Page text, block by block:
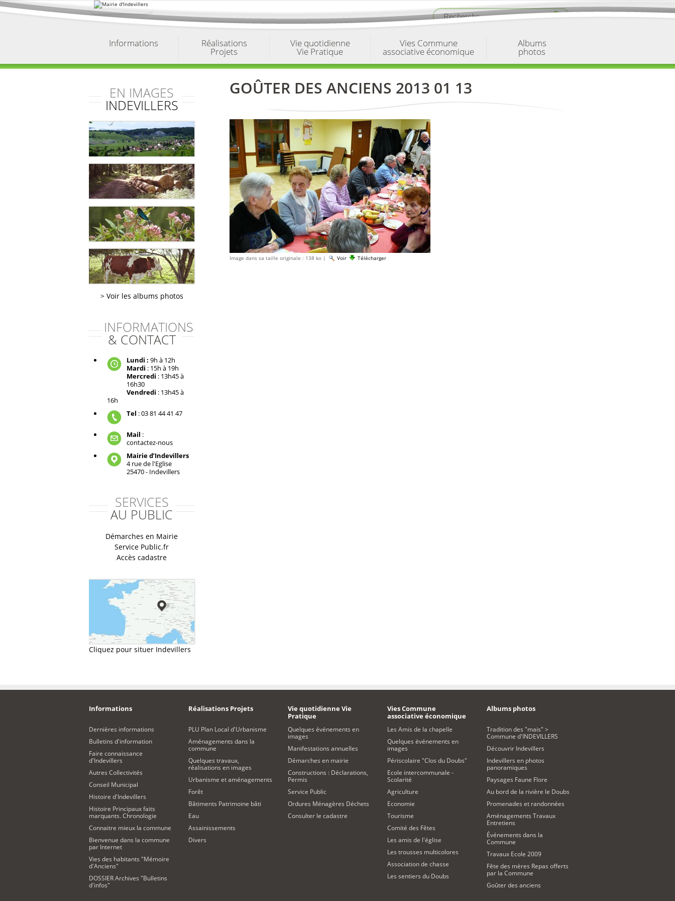
Aller
au
Informations Réalisations
Projets
Vie quotidienne
Vie Pratique
Vies Commune
associative économique
Albums
photos
EN IMAGES
INDEVILLERS
Voir les albums photos
INFORMATIONS
& CONTACT
Lundi : 9h à 12h
Mardi : 15h à 19h
Mercredi : 13h45 à
16h30
Vendredi : 13h45 à
16h
Tel : 03 81 44 41 47
Mail :
contactez-nous
Mairie d’Indevillers
4 rue de l'Eglise
25470 - Indevillers
SERVICES
AU PUBLIC
Démarches en Mairie
Service Public.fr
Accès cadastre
Cliquez pour situer Indevillers
GOÛTER DES ANCIENS 2013 01 13
Image dans sa taille originale : 138 ko | Voir Télécharger
Informations
Dernières informations
Bulletins d'information
Faire connaissance
d'Indevillers
Autres Collectivités
Conseil Municipal
Histoire d'Indevillers
Histoire Principaux faits
marquants. Chronologie
Connaitre mieux la commune
Bienvenue dans la commune
par Internet
Vies des habitants "Mémoire
d'Anciens"
DOSSIER Archives "Bulletins
d'infos"
Réalisations Projets
PLU Plan Local d'Urbanisme
Aménagements dans la
commune
Quelques travaux,
réalisations en images
Urbanisme et aménagements
Forêt
Bâtiments Patrimoine bâti
Eau
Assainissements
Divers
Vie quotidienne Vie
Pratique
Quelques événements en
images
Manifestations annuelles
Démarches en mairie
Constructions : Déclarations,
Permis
Service Public
Ordures Ménagères Déchets
Consulter le cadastre
Vies Commune
associative économique
Les Amis de la chapelle
Quelques événements en
images
Périscolaire "Clos du Doubs"
Ecole intercommunale -
Scolarité
Agriculture
Economie
Tourisme
Comité des Fêtes
Les amis de l'église
Les trousses multicolores
Association de chasse
Les sentiers du Doubs
Albums photos
Tradition des "mais" >
Commune d'INDEVILLERS
Découvrir Indevillers
Indevillers en photos
panoramiques
Paysages Faune Flore
Au bord de la rivière le Doubs
Promenades et randonnées
Aménagements Travaux
Entretiens
Événements dans la
Commune
Travaux Ecole 2009
Fête des mères Repas offerts
par la Commune
Goûter des anciens